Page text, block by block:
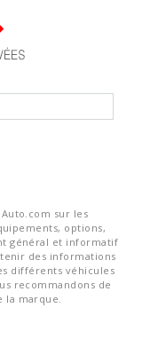
sur les
options,
général et informatif
des informations
différents véhicules
recommandons de
la marque.